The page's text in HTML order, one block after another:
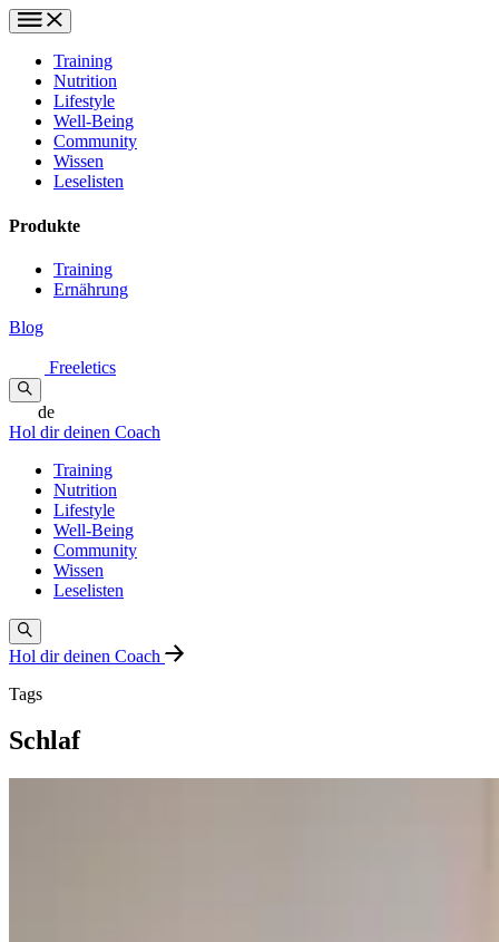
Training
Nutrition
Lifestyle
Well-Being
Community
Wissen
Leselisten
Produkte
Training
Ernährung
Blog
Freeletics
de
Hol dir deinen Coach
Training
Nutrition
Lifestyle
Well-Being
Community
Wissen
Leselisten
Hol dir deinen Coach
Tags
Schlaf